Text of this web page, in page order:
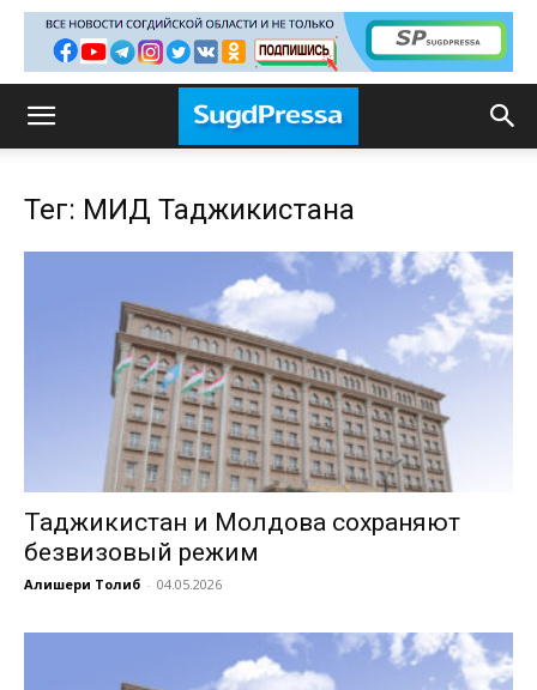
Тег: МИД Таджикистана
Таджикистан и Молдова сохраняют
безвизовый режим
Алишери Толиб - 04.05.2026